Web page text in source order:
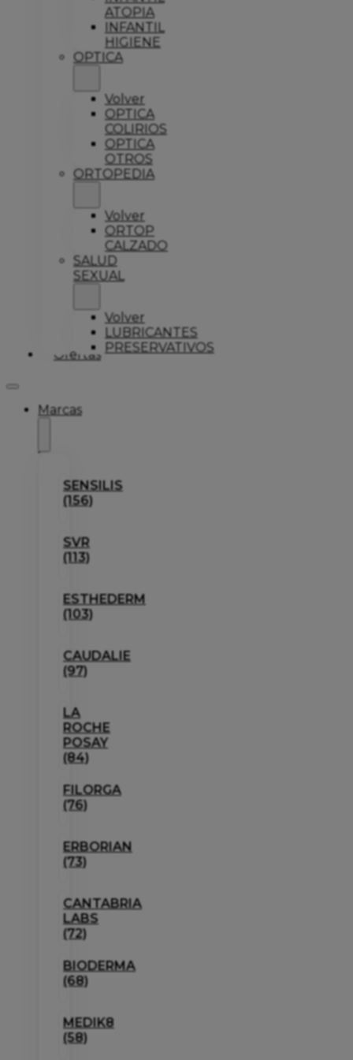
ATOPIA
INFANTIL
HIGIENE
OPTICA
Volver
OPTICA
COLIRIOS
OPTICA
OTROS
ORTOPEDIA
Volver
ORTOP
CALZADO
SALUD
SEXUAL
Volver
LUBRICANTES
PRESERVATIVOS
Ofertas
Marcas
SENSILIS
(156)
SVR
(113)
ESTHEDERM
(103)
CAUDALIE
(97)
LA
ROCHE
POSAY
(84)
FILORGA
(76)
ERBORIAN
(73)
CANTABRIA
LABS
(72)
BIODERMA
(68)
MEDIK8
(58)